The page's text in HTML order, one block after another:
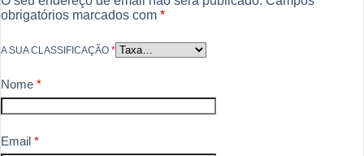
obrigatórios marcados com *
A SUA CLASSIFICAÇÃO *
Nome *
Email *